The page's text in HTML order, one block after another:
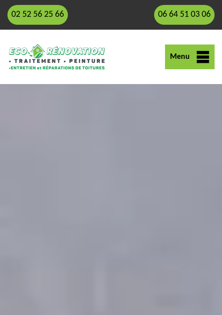
02 52 56 25 66 06 64 51 03 06
Menu